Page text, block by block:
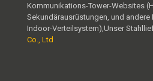
Kommunikations-Tower-Websites
Sekundärausrüstungen, und
Indoor-Verteilsystem),Unser
Co., Ltd